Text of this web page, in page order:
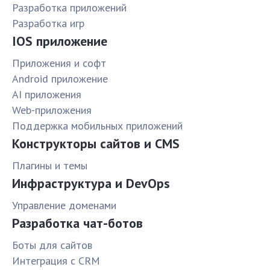
Разработка приложений
Разработка игр
IOS приложение
Приложения и софт
Android приложение
AI приложения
Web-приложения
Поддержка мобильных приложений
Конструкторы сайтов и CMS
Плагины и темы
Инфраструктура и DevOps
Управление доменами
Разработка чат-ботов
Боты для сайтов
Интеграция с CRM